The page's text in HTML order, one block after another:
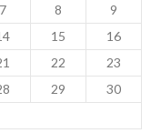
7 8
9
15
16
22
23
29
30